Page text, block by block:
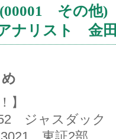
その他)
ナリスト 金
】
ジャスダック